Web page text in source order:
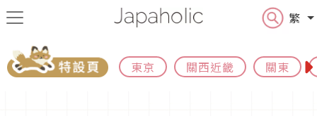
繁
東京 關西近畿 關東